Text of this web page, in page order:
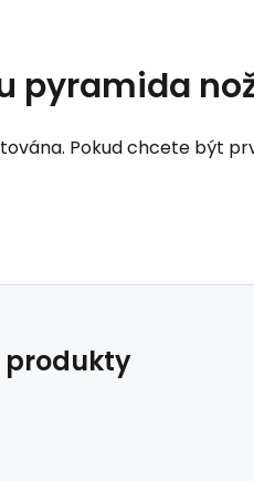
pyramida
Pokud chcete být
produkty